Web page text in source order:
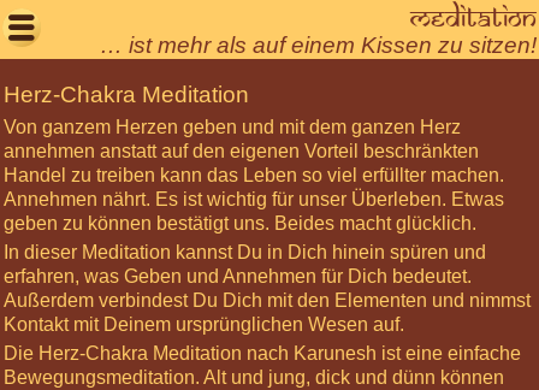
Meditation
… ist mehr als auf einem Kissen zu sitzen!

Herz-Chakra Meditation
Von ganzem Herzen geben und mit dem ganzen Herz
annehmen anstatt auf den eigenen Vorteil beschränkten
Handel zu treiben kann das Leben so viel erfüllter machen.
Annehmen nährt. Es ist wichtig für unser Überleben. Etwas
geben zu können bestätigt uns. Beides macht glücklich.
In dieser Meditation kannst Du in Dich hinein spüren und
erfahren, was Geben und Annehmen für Dich bedeutet.
Außerdem verbindest Du Dich mit den Elementen und nimmst
Kontakt mit Deinem ursprünglichen Wesen auf.
Die Herz-Chakra Meditation nach Karunesh ist eine einfache
Bewegungsmeditation. Alt und jung, dick und dünn können
Willkommen
Aktuelles
Seminare
Körperarbeit
Meditationen
Über
uns
Net-
Veda